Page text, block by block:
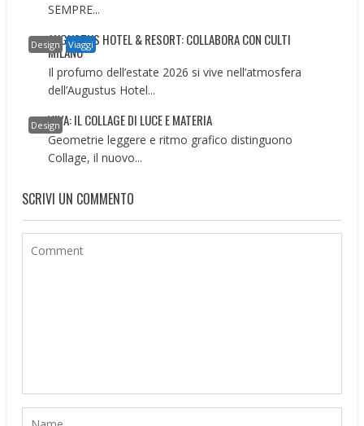
SEMPRE...
Design Viaggi
AUGUSTUS HOTEL & RESORT: COLLABORA CON CULTI
MILANO
Il profumo dell’estate 2026 si vive nell’atmosfera
dell’Augustus Hotel...
DesignVIVA: IL COLLAGE DI LUCE E MATERIA
Geometrie leggere e ritmo grafico distinguono
Collage, il nuovo...
SCRIVI UN COMMENTO